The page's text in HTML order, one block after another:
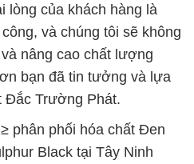
lòng của khách hàng là
và chúng tôi sẽ không
nâng cao chất lượng
bạn đã tin tưởng và lựa
Đắc Trường Phát.
phân phối hóa chất Ðen
Black tại Tây Ninh